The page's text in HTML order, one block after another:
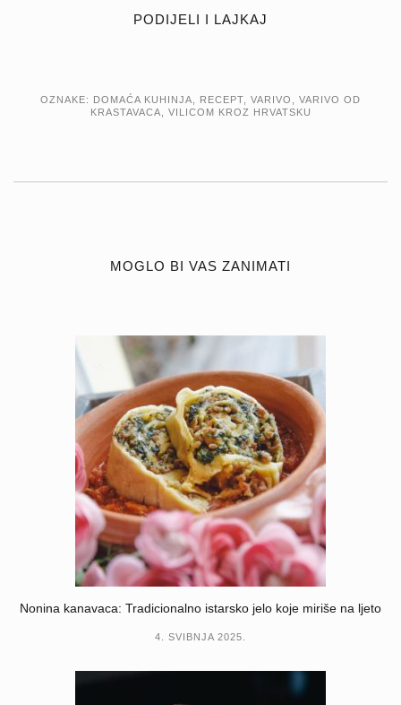
PODIJELI I LAJKAJ
OZNAKE: DOMAĆA KUHINJA RECEPT VARIVO
VARIVO OD
KRASTAVACA
VILICOM KROZ HRVATSKU
MOGLO BI VAS ZANIMATI
Nonina kanavaca: Tradicionalno istarsko jelo koje miriše na ljeto
4. SVIBNJA 2025.